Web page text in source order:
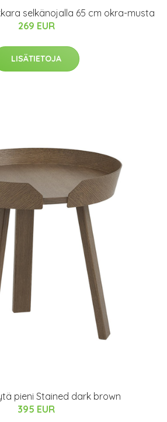
selkänojalla 65 cm okra-musta
269 EUR
LISÄTIETOJA
pieni Stained dark brown
395 EUR